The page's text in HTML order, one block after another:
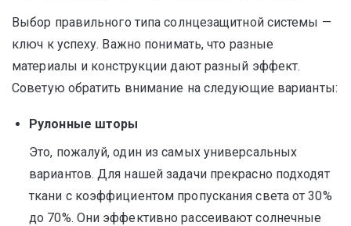
Выбор правильного типа солнцезащитной системы —
ключ к успеху. Важно понимать, что разные
материалы и конструкции дают разный эффект.
Советую обратить внимание на следующие варианты:
Рулонные шторы
Это, пожалуй, один из самых универсальных
вариантов. Для нашей задачи прекрасно подходят
ткани с коэффициентом пропускания света от 30%
до 70%. Они эффективно рассеивают солнечные